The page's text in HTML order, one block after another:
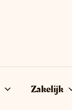
Zakelijk